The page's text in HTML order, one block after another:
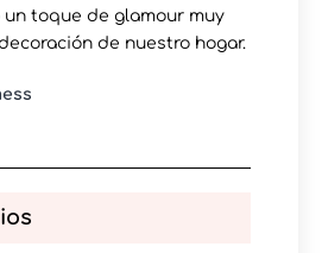
toque de glamour muy
de nuestro hogar.